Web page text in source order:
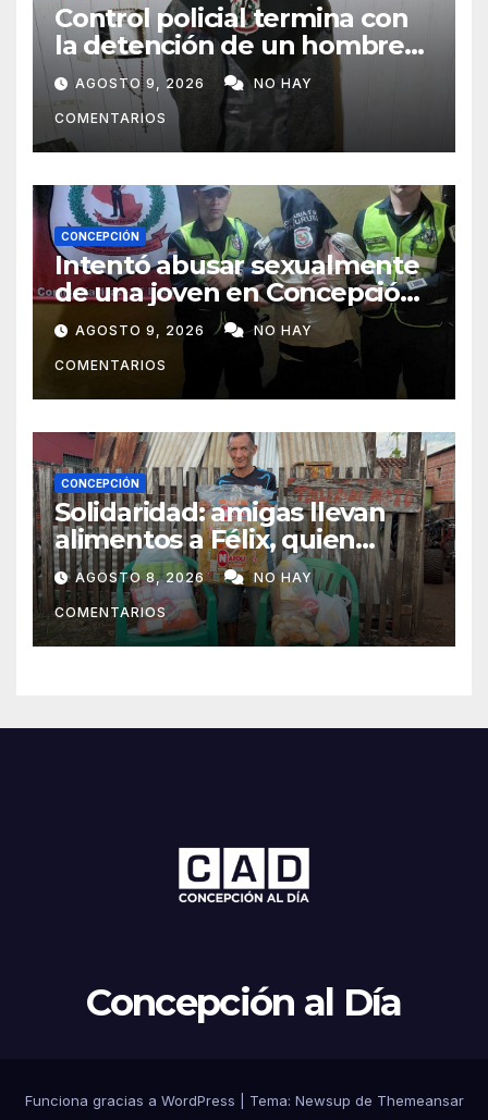
Control policial termina con
la detención de un hombre
requerido por la justicia
AGOSTO 9, 2026 NO HAY
COMENTARIOS
CONCEPCIÓN
Intentó abusar sexualmente
de una joven en Concepción
y fue aprehendido
AGOSTO 9, 2026 NO HAY
COMENTARIOS
CONCEPCIÓN
Solidaridad: amigas llevan
alimentos a Félix, quien
ahora vende caramelos para
subsistir
AGOSTO 8, 2026 NO HAY
COMENTARIOS
Concepción al Día
Funciona gracias a WordPress Tema: Newsup de Themeansar